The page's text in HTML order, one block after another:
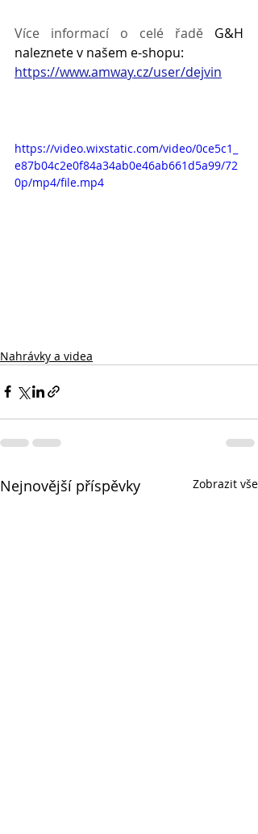
Více informací o celé řadě G&H
naleznete v našem e-shopu:
https://www.amway.cz/user/dejvin
https://video.wixstatic.com/video/0ce5c1_
e87b04c2e0f84a34ab0e46ab661d5a99/72
0p/mp4/file.mp4
Nahrávky a videa
Nejnovější příspěvky Zobrazit vše